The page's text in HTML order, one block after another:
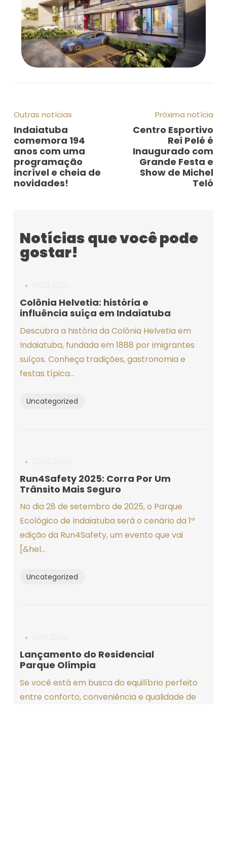
Outras notícias
Indaiatuba
comemora 194
anos com uma
programação
incrível e cheia de
novidades!
Próxima notícia
Centro Esportivo
Rei Pelé é
Inaugurado com
Grande Festa e
Show de Michel
Teló
Notícias que você pode
gostar!
Colônia Helvetia: história e
influência suíça em Indaiatuba
Descubra a história da Colônia Helvetia em
Indaiatuba, fundada em 1888 por imigrantes
suíços. Conheça tradições, gastronomia e
festas típica...
Uncategorized
Run4Safety 2025: Corra Por Um
Trânsito Mais Seguro
No dia 28 de setembro de 2025, o Parque
Ecológico de Indaiatuba será o cenário da 1ª
edição da Run4Safety, um evento que vai
[&hel...
Uncategorized
Lançamento do Residencial
Parque Olímpia
Se você está em busca do equilíbrio perfeito
entre conforto, conveniência e qualidade de
©2025 Descubra Indaiatuba
by Leandro Araujo